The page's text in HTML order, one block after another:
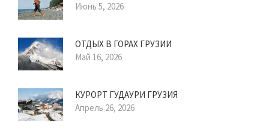
Июнь 5, 2026
ОТДЫХ В ГОРАХ ГРУЗИИ
Май 16, 2026
КУРОРТ ГУДАУРИ ГРУЗИЯ
Апрель 26, 2026